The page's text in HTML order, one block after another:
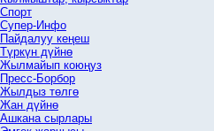
Спорт
Супер-Инфо
Пайдалуу кеңеш
Түркүн дүйнө
Жылмайып коюңуз
Пресс-Борбор
Жылдыз төлгө
Жан дүйнө
Ашкана сырлары